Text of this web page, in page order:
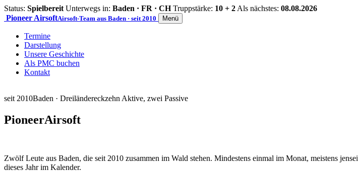
Status: Spielbereit Unterwegs in: Baden · FR · CH Truppstärke: 10 + 2 Als nächstes: 08.08.2026
Pioneer AirsoftAirsoft-Team aus Baden · seit 2010 Menü
Termine
Darstellung
Unsere Geschichte
Als PMC buchen
Kontakt
seit 2010Baden · Dreiländereckzehn Aktive, zwei Passive
PioneerAirsoft
Zwölf Leute aus Baden, die seit 2010 zusammen im Wald stehen. Mindestens einmal im Monat, meistens
dieses Jahr im Kalender.